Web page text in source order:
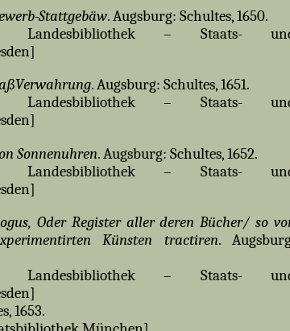
Stattgebäw. Augsburg: Schultes, 1650.
Landesbibliothek – Staats-
. Augsburg: Schultes, 1651.
Landesbibliothek – Staats-
Sonnenuhren. Augsburg: Schultes, 1652.
Landesbibliothek – Staats-
Oder Register aller deren Bücher/ so
Künsten tractiren.
Landesbibliothek – Staats-
1653.